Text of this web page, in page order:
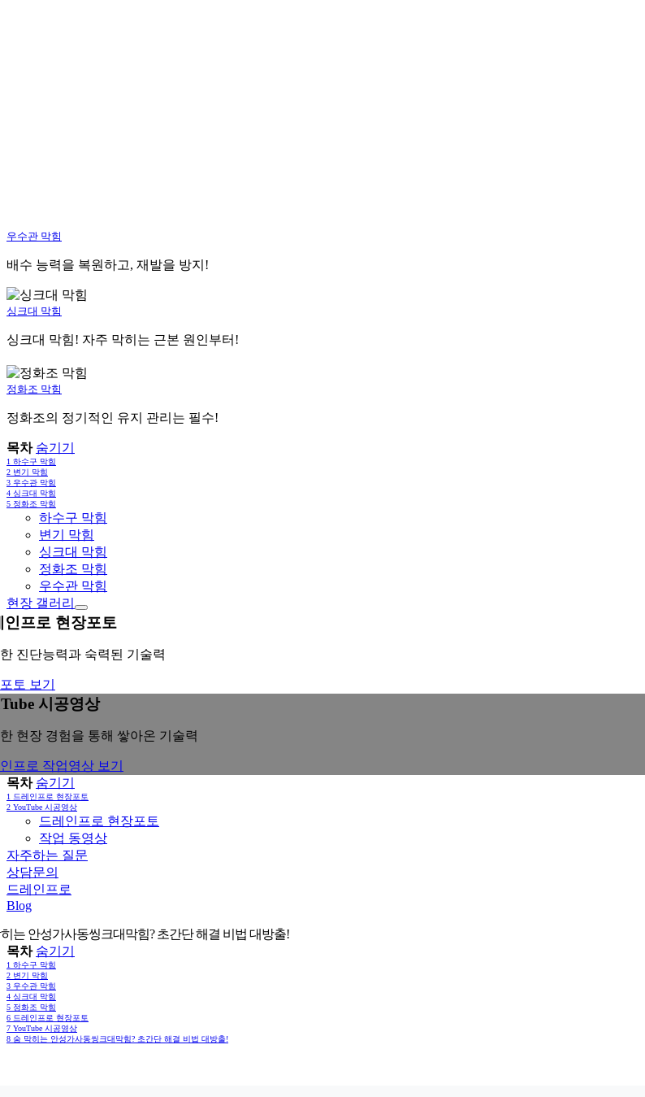
우수관 막힘
배수 능력을 복원하고, 재발을 방지!
싱크대 막힘
싱크대 막힘! 자주 막히는 근본 원인부터!
정화조 막힘
정화조의 정기적인 유지 관리는 필수!
목차 숨기기
1 하수구 막힘
2 변기 막힘
3 우수관 막힘
4 싱크대 막힘
5 정화조 막힘
하수구 막힘
변기 막힘
싱크대 막힘
정화조 막힘
우수관 막힘
현장 갤러리
인프로 현장포토
진단능력과 숙력된 기술력
토 보기
시공영상
현장 경험을 통해 쌓아온 기술력
프로 작업영상 보기
목차 숨기기
1 드레인프로 현장포토
2 YouTube 시공영상
드레인프로 현장포토
작업 동영상
자주하는 질문
상담문의
드레인프로
Blog
는 안성가사동씽크대막힘? 초간단 해결 비법 대방출!
목차 숨기기
1 하수구 막힘
2 변기 막힘
3 우수관 막힘
4 싱크대 막힘
5 정화조 막힘
6 드레인프로 현장포토
7 YouTube 시공영상
8 숨 막히는 안성가사동씽크대막힘? 초간단 해결 비법 대방출!